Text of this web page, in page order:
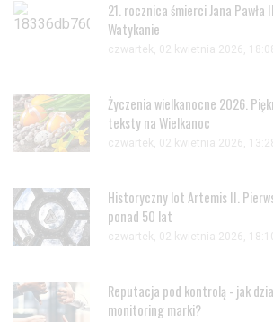
21. rocznica śmierci Jana Pawła
Watykanie
czwartek, 02 kwietnia 2026, 18:08
Życzenia wielkanocne 2026.
teksty na Wielkanoc
czwartek, 02 kwietnia 2026, 13:28
Historyczny lot Artemis II.
ponad 50 lat
czwartek, 02 kwietnia 2026, 18:10
Reputacja pod kontrolą - jak
monitoring marki?